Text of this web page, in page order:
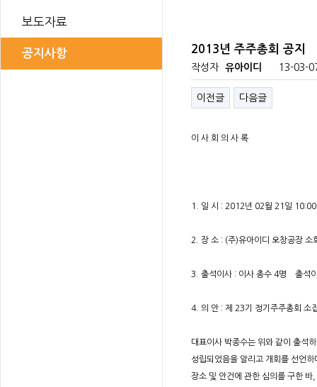
보도자료
공지사항 2013년 주주총회 공지
작성자 유아이디 13-03-
이전글 다음글
이 사 회 의 사 록
1. 일 시 : 2012년 02월 21일
2. 장 소 : (주)유아이디 오창공장 소
3. 출석이사 : 이사 총수 4명 출석
4. 의 안 : 제 23기 정기주주총회 소
대표이사 박종수는 위와 같이 출석
성립되었음을 알리고 개회를 선언
장소 및 안건에 관한 심의를 구한